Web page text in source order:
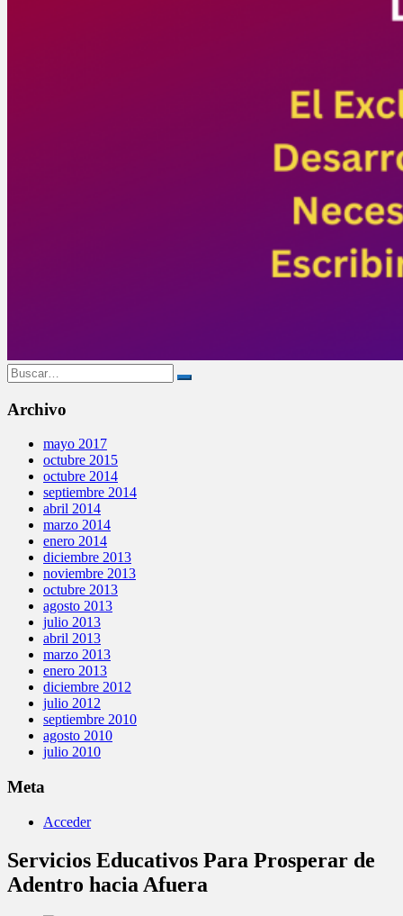
Buscar:
Archivo
mayo 2017
octubre 2015
octubre 2014
septiembre 2014
abril 2014
marzo 2014
enero 2014
diciembre 2013
noviembre 2013
octubre 2013
agosto 2013
julio 2013
abril 2013
marzo 2013
enero 2013
diciembre 2012
julio 2012
septiembre 2010
agosto 2010
julio 2010
Meta
Acceder
Servicios Educativos Para Prosperar de
Adentro hacia Afuera